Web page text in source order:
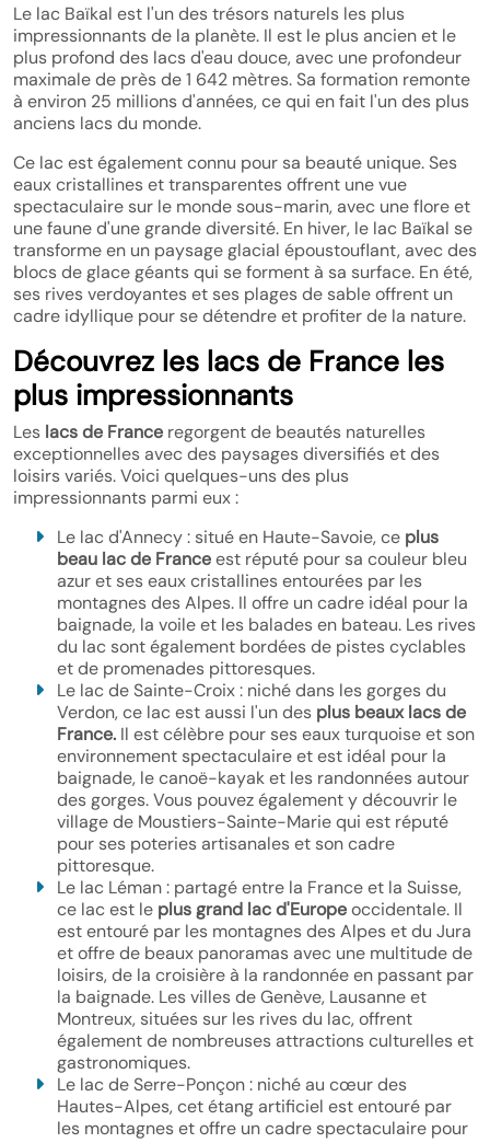
Le lac Baïkal est l'un des trésors naturels les plus
impressionnants de la planète. Il est le plus ancien et le
plus profond des lacs d'eau douce, avec une profondeur
maximale de près de 1 642 mètres. Sa formation remonte
à environ 25 millions d'années, ce qui en fait l'un des plus
anciens lacs du monde.
Ce lac est également connu pour sa beauté unique. Ses
eaux cristallines et transparentes offrent une vue
spectaculaire sur le monde sous-marin, avec une flore et
une faune d'une grande diversité. En hiver, le lac Baïkal se
transforme en un paysage glacial époustouflant, avec des
blocs de glace géants qui se forment à sa surface. En été,
ses rives verdoyantes et ses plages de sable offrent un
cadre idyllique pour se détendre et profiter de la nature.
Découvrez les lacs de France les
plus impressionnants
Les lacs de France regorgent de beautés naturelles
exceptionnelles avec des paysages diversifiés et des
loisirs variés. Voici quelques-uns des plus
impressionnants parmi eux :
Le lac d'Annecy : situé en Haute-Savoie, ce plus
beau lac de Franceest réputé pour sa couleur bleu
azur et ses eaux cristallines entourées par les
montagnes des Alpes. Il offre un cadre idéal pour la
baignade, la voile et les balades en bateau. Les rives
du lac sont également bordées de pistes cyclables
et de promenades pittoresques.
Le lac de Sainte-Croix : niché dans les gorges du
Verdon, ce lac est aussi l'un des plus beaux lacs de
France. Il est célèbre pour ses eaux turquoise et son
environnement spectaculaire et est idéal pour la
baignade, le canoë-kayak et les randonnées autour
des gorges. Vous pouvez également y découvrir le
village de Moustiers-Sainte-Marie qui est réputé
pour ses poteries artisanales et son cadre
pittoresque.
Le lac Léman : partagé entre la France et la Suisse,
ce lac est le plus grand lac d'Europeoccidentale. Il
est entouré par les montagnes des Alpes et du Jura
et offre de beaux panoramas avec une multitude de
loisirs, de la croisière à la randonnée en passant par
la baignade. Les villes de Genève, Lausanne et
Montreux, situées sur les rives du lac, offrent
également de nombreuses attractions culturelles et
gastronomiques.
Le lac de Serre-Ponçon : niché au cœur des
Hautes-Alpes, cet étang artificiel est entouré par
les montagnes et offre un cadre spectaculaire pour